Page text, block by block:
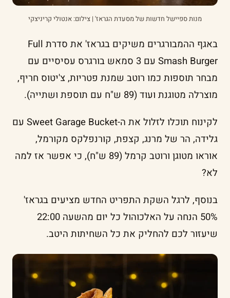
מנות ספיישל חדשות של מסעדת הגראז' | צילום: אנטולי קריניצקי
באגף ההמבורגרים משיקים בגראז' את סדרת Full
Smash Burger עם 3 סמאש בורגרס עסיסיים עם
מבחר תוספות כמו רוטב שמנת פטריות, צ'יטוס חריף,
מוצרלה מטוגנת ועוד (89 ש"ח עם תוספת ושתייה).
לקינוח תוכלו לזלול את ה-Sweet Garage Bucket עם
גלידה, הר של מרנג, קצפת, קורנפלקס מקורמל,
אוראו מטוגן ורוטב קרמל (89 ש"ח), כי אפשר אז למה
לא?
בנוסף, לרגל השקת התפריט החדש מציעים בגראז'
50% הנחה על האלכוהול כל יום מהשעה 22:00
שיעזור לכם להחליק את כל השחיתות היטב.